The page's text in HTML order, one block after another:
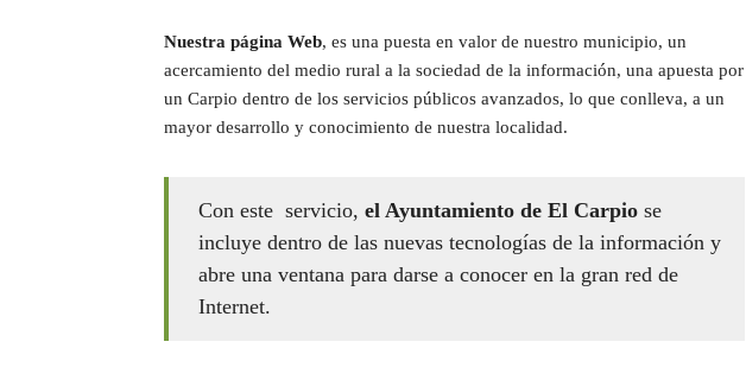
Nuestra página Web, es una puesta en valor de nuestro municipio, un
acercamiento del medio rural a la sociedad de la información, una apuesta por
un Carpio dentro de los servicios públicos avanzados, lo que conlleva, a un
mayor desarrollo y conocimiento de nuestra localidad.
Con este servicio, el Ayuntamiento de El Carpio se
incluye dentro de las nuevas tecnologías de la información y
abre una ventana para darse a conocer en la gran red de
Internet.